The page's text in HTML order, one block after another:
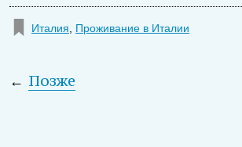
Италия, Проживание в Италии
← Позже